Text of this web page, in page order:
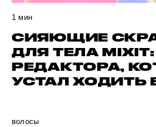
1 мин
СИЯЮЩИЕ
ДЛЯ ТЕЛА
РЕДАКТОРА,
УСТАЛ ХОДИТЬ
волосы